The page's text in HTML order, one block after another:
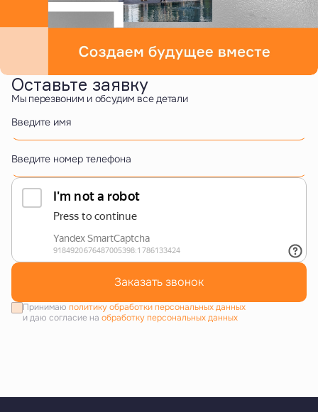
Оставьте заявку
Мы перезвоним и обсудим все детали
Введите имя
Введите номер телефона
Заказать звонок
Принимаю политику обработки персональных данных
и даю согласие на обработку персональных данных